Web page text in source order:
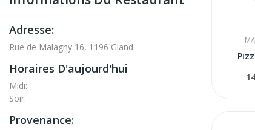
Adresse:
Rue de Malagny 16, 1196 Gland
Horaires D'aujourd'hui
Midi:
Soir:
Provenance: